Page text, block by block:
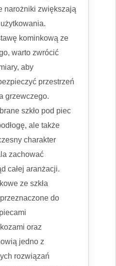
narożniki zwiększają
kominkową ze
warto zwrócić
aby
przestrzeń
grzewczego.
szkło pod piec
ale także
charakter
zachować
całej aranżacji.
ze szkła
do
oraz
jedno z
rozwiązań